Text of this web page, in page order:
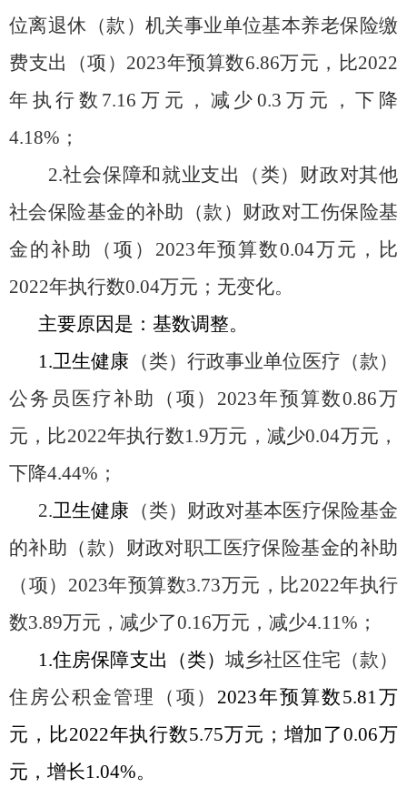
位离退休（款）机关事业单位基本养老保险缴
费支出（项） 2023年预算数6.86万元，比2022
年 执行数 7.16 万元， 减少0.3 万元，下降
4.18% ；
2.社会保障和就业支出（类）财政对其他
社会保险基金的补助（款） 财政对工伤保险基
金的补助（项） 2023年预算数0.04万元，比
2022年执行数0.04万元； 无变化。
主要原因是： 基数调整。
1.卫生健康 （类） 行政事业单位医疗（款）
公务员医疗补助（项） 2023年预算数0.86万
元，比2022年执行数1.9万元， 减少0.04万元，
下降4.44%；
2.卫生健康 （类） 财政对基本医疗保险基金
的补助（款）财政对职工医疗保险基金的补助
（项） 2023年预算数3.73万元，比2022年执行
数3.89万元 ，减少了0.16万元， 减少4.11% ；
1.住房保障支出（类）城乡社区住宅（款）
住房公积金管理（项） 2023年预算数5.81万
元，比2022年执行数5.75万元 ；增加了0.06万
元， 增长1.04%。